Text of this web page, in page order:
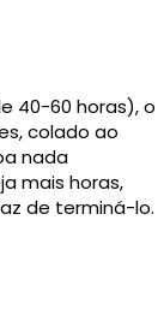
40-60 horas), o
colado ao
nada
mais horas,
de terminá-lo.